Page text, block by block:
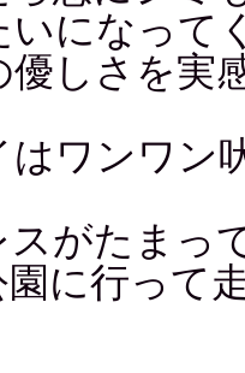
いになって
優しさを実
はワンワン
スがたまっ
に行って